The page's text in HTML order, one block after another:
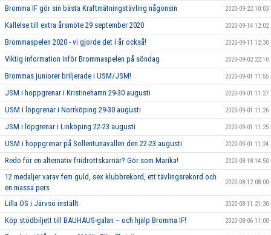
Bromma IF gör sin bästa Kraftmätningstävling någonsin 2020-09-22 10:03
Kallelse till extra årsmöte 29 september 2020 2020-09-14 12:02
Brommaspelen 2020 - vi gjorde det i år också! 2020-09-11 12:30
Viktig information inför Brommaspelen på söndag 2020-09-02 22:10
Brommas juniorer briljerade i USM/JSM! 2020-09-01 11:55
JSM i hoppgrenar i Kristinehamn 29-30 augusti 2020-09-01 11:27
USM i löpgrenar i Norrköping 29-30 augusti 2020-09-01 11:26
JSM i löpgrenar i Linköping 22-23 augusti 2020-09-01 11:25
USM i hoppgrenar på Sollentunavallen den 22-23 augusti 2020-09-01 11:24
Redo för en alternativ friidrottskarriär? Gör som Marika! 2020-08-18 14:50
12 medaljer varav fem guld, sex klubbrekord, ett tävlingsrekord och
en massa pers
2020-08-12 08:00
Lilla OS i Järvsö inställt 2020-08-11 21:30
Köp stödbiljett till BAUHAUS-galan – och hjälp Bromma IF! 2020-08-06 11:00